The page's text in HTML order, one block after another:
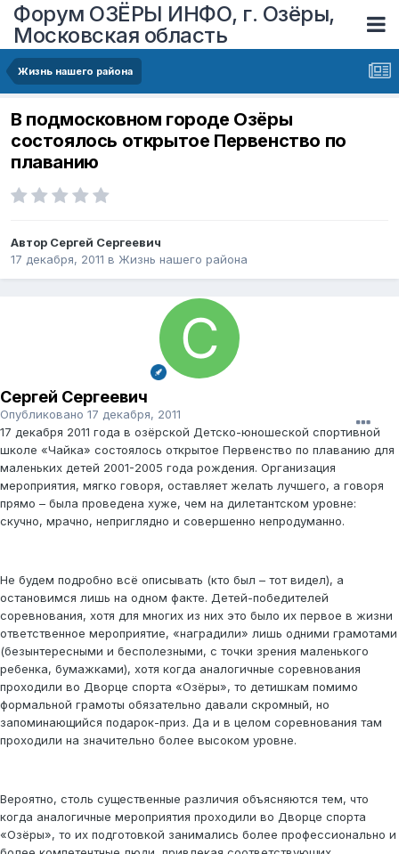
Форум ОЗЁРЫ ИНФО, г. Озёры,
Московская область
Жизнь нашего района
В подмосковном городе Озёры
состоялось открытое Первенство по
плаванию
Автор Сергей Сергеевич
17 декабря, 2011 в Жизнь нашего района
Сергей Сергеевич
Опубликовано 17 декабря, 2011
17 декабря 2011 года в озёрской Детско-юношеской спортивной
школе «Чайка» состоялось открытое Первенство по плаванию для
маленьких детей 2001-2005 года рождения. Организация
мероприятия, мягко говоря, оставляет желать лучшего, а говоря
прямо – была проведена хуже, чем на дилетантском уровне:
скучно, мрачно, неприглядно и совершенно непродуманно.
Не будем подробно всё описывать (кто был – тот видел), а
остановимся лишь на одном факте. Детей-победителей
соревнования, хотя для многих из них это было их первое в жизни
ответственное мероприятие, «наградили» лишь одними грамотами
(безынтересными и бесполезными, с точки зрения маленького
ребенка, бумажками), хотя когда аналогичные соревнования
проходили во Дворце спорта «Озёры», то детишкам помимо
формальной грамоты обязательно давали скромный, но
запоминающийся подарок-приз. Да и в целом соревнования там
проходили на значительно более высоком уровне.
Вероятно, столь существенные различия объясняются тем, что
когда аналогичные мероприятия проходили во Дворце спорта
«Озёры», то их подготовкой занимались более профессионально и